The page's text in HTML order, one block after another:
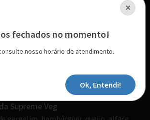
hambúrguer, queijo, alface,
Supreme Veg
×
fechados no momento!
nosso horário de atendimento.
Ok, Entendi!